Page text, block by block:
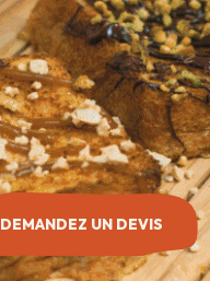
DEMANDEZ UN DEVIS